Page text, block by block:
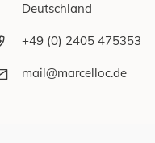
Deutschland
+49 (0) 2405 475353
mail@marcelloc.de